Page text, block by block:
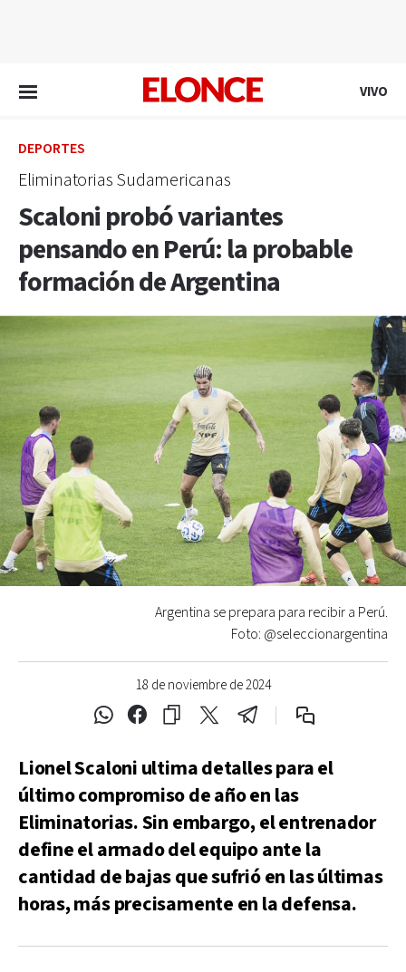
VIVO
DEPORTES
Eliminatorias Sudamericanas
Scaloni probó variantes
pensando en Perú: la probable
formación de Argentina
18 de noviembre de 2024
Argentina se prepara para recibir a Perú.
Foto: @seleccionargentina
Lionel Scaloni ultima detalles para el
último compromiso de año en las
Eliminatorias. Sin embargo, el entrenador
define el armado del equipo ante la
cantidad de bajas que sufrió en las últimas
horas, más precisamente en la defensa.